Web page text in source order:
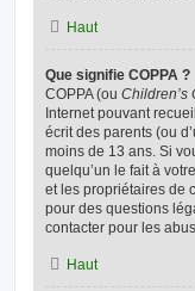
Haut
Que signifie COPPA ?
COPPA (ou Children’s
Internet pouvant
écrit des parents (ou
moins de 13 ans. Si
quelqu’un le fait à
et les propriétaires de
pour des questions
contacter pour les
Haut